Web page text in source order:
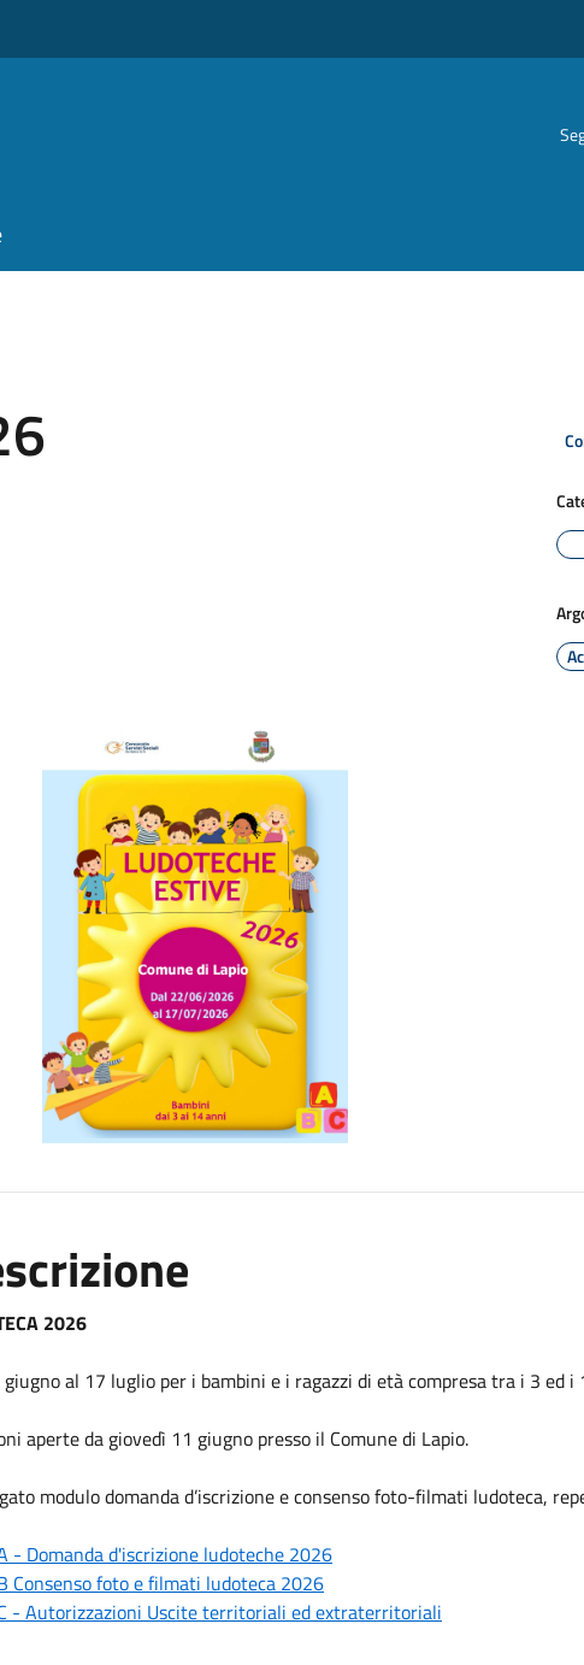
2026
al 17 luglio per i bambini e i ragazzi di età compresa tra i 3 ed i
aperte da giovedì 11 giugno presso il Comune di Lapio.
modulo domanda d’iscrizione e consenso foto-filmati ludoteca,
- Domanda d'iscrizione ludoteche 2026
Consenso foto e filmati ludoteca 2026
- Autorizzazioni Uscite territoriali ed extraterritoriali